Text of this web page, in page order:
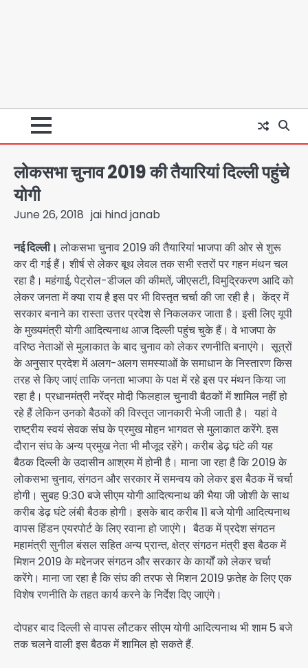
लोकसभा चुनाव 2019 की तैयारियां दिल्ली पहुंचे
योगी
June 26, 2018 jai hind janab
नई दिल्ली। लोकसभा चुनाव 2019 की तैयारियां भाजपा की ओर से शुरू
कर दी गई हैं। शीर्ष से लेकर बूथ लेवल तक सभी स्तरों पर गहन मंथन चल
रहा है। महंगाई, पेट्रोल-डीजल की कीमतें, जीएसटी, विमुद्रिकरण आदि को
लेकर जनता में क्या राय है इस पर भी विस्तृत चर्चा की जा रही है। केंद्र में
सरकार बनाने का रास्ता उत्तर प्रदेश से निकलकर जाता है। इसी लिए यूपी
के मुख्यमंत्री योगी आदित्यनाथ आज दिल्ली पहुंच चुके हैं। वे भाजपा के
वरिष्ठ नेताओं से मुलाकात के बाद चुनाव को लेकर रणनीति बनाएंगे। सूत्रों
के अनुसार प्रदेश में अलग-अलग समस्याओं के समाधान के निस्तारण किस
तरह से किए जाएं ताकि जनता भाजपा के पक्ष में रहे इस पर मंथन किया जा
रहा है। प्रधानमंत्री नरेंद्र मोदी फिलहाल चुनावी बैठकों में शामिल नहीं हो
रहे हैं लेकिन उनको बैठकों की विस्तृत जानकारी भेजी जाती है। यहां वे
राष्ट्रीय स्वयं सेवक संघ के प्रमुख मोहन भागवत से मुलाकात करेंगे. इस
दौरान संघ के अन्य प्रमुख नेता भी मौजूद रहेंगे। करीब डेढ़ घंटे की यह
बैठक दिल्ली के उदासीन आश्रम में होनी है। माना जा रहा है कि 2019 के
लोकसभा चुनाव, संगठन और सरकार में समन्वय को लेकर इस बैठक में चर्चा
होगी। सुबह 9:30 बजे सीएम योगी आदित्यनाथ की भैया जी जोशी के साथ
करीब डेढ़ घंटे लंबी बैठक होगी। इसके बाद करीब 11 बजे योगी आदित्यनाथ
वापस हिंडन एयरपोर्ट के लिए रवाना हो जाएंगे। बैठक में प्रदेश संगठन
महामंत्री सुनील बंसल सहित अन्य प्रान्त, क्षेत्र संगठन मंत्री इस बैठक में
मिशन 2019 के मद्देनजर संगठन और सरकार के कार्यों को लेकर चर्चा
करेंगे। माना जा रहा है कि संघ की तरफ से मिशन 2019 फ़तेह के लिए एक
विशेष रणनीति के तहत कार्य करने के निर्देश दिए जाएंगे।
दोपहर बाद दिल्ली से वापस लौटकर सीएम योगी आदित्यनाथ भी शाम 5 बजे
तक चलने वाली इस बैठक में शामिल हो सकते हैं.